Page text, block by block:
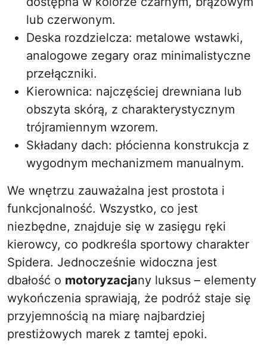
lub czerwonym.
Deska rozdzielcza: metalowe wstawki,
analogowe zegary oraz minimalistyczne
przełączniki.
Kierownica: najczęściej drewniana lub
obszyta skórą, z charakterystycznym
trójramiennym wzorem.
Składany dach: płócienna konstrukcja z
wygodnym mechanizmem manualnym.
We wnętrzu zauważalna jest prostota i
funkcjonalność. Wszystko, co jest
niezbędne, znajduje się w zasięgu ręki
kierowcy, co podkreśla sportowy charakter
Spidera. Jednocześnie widoczna jest
dbałość o motoryzacjany luksus – elementy
wykończenia sprawiają, że podróż staje się
przyjemnością na miarę najbardziej
prestiżowych marek z tamtej epoki.